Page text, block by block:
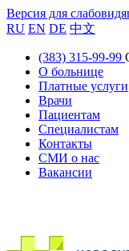
Версия для
RU EN DE 中文
(383) 315-99-99
О больнице
Платные услуги
Врачи
Пациентам
Специалистам
Контакты
СМИ о нас
Вакансии